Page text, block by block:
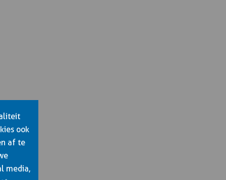
08:00 -
16:00
08-10-
2026
ook
af te
media,